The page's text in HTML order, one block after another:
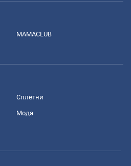
MAMACLUB
Сплетни
Мода